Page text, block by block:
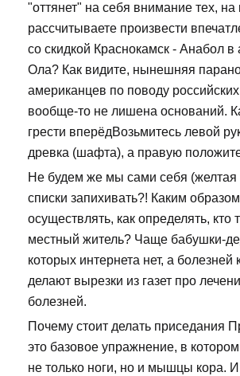
"оттянет" на себя внимание тех, на
рассчитываете произвести
со скидкой Краснокамск - Анабол
Ола? Как видите, нынешняя
американцев по поводу
вообще-то не лишена оснований.
грести вперёдВозьмитесь левой
древка (шафта), а правую
Не будем же мы сами себя (желтая
списки запихивать?! Каким
осуществлять, как определять, кто
местный житель? Чаще бабушки-
которых интернета нет, а болезней
делают вырезки из газет про
болезней.
Почему стоит делать приседания
это базовое упражнение, в
не только ноги, но и мышцы кора.